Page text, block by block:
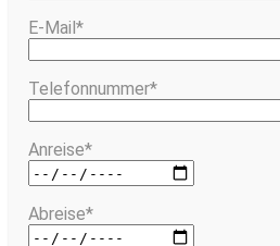
E-Mail*
Telefonnummer*
Anreise*
Abreise*